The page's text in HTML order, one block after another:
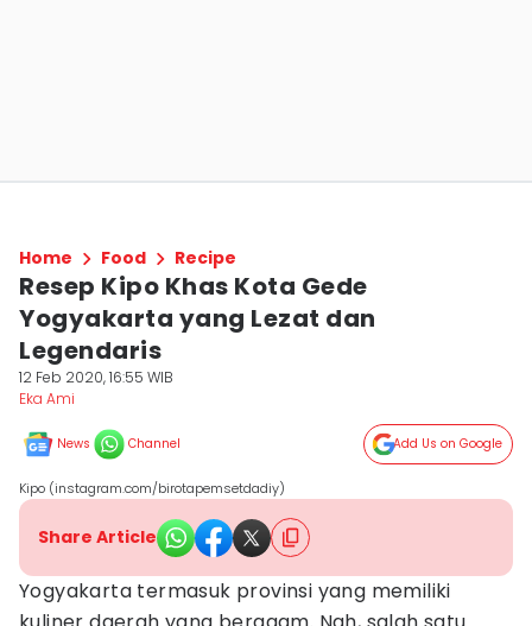
Home Food Recipe
Resep Kipo Khas Kota Gede
Yogyakarta yang Lezat dan
Legendaris
12 Feb 2020, 16:55 WIB
Eka Ami
News Channel Add Us on Google
Kipo (instagram.com/birotapemsetdadiy)
Share Article
Yogyakarta termasuk provinsi yang memiliki